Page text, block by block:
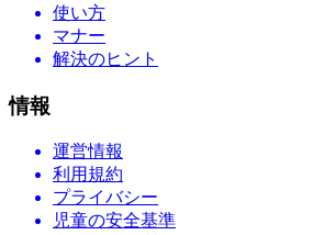
使い方
マナー
解決のヒント
情報
運営情報
利用規約
プライバシー
児童の安全基準